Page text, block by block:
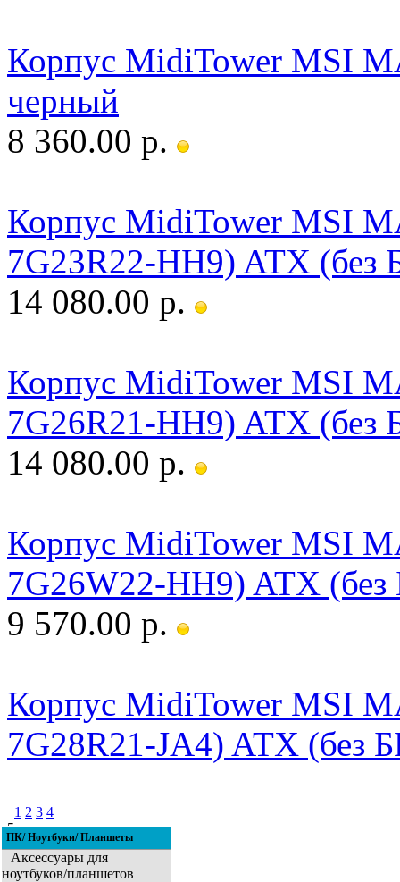
Корпус MidiTower MSI
черный
8 360.00 р.
Корпус MidiTower MSI
7G23R22-HH9) ATX (без
14 080.00 р.
Корпус MidiTower MSI
7G26R21-HH9) ATX (без
14 080.00 р.
Корпус MidiTower MSI
7G26W22-HH9) ATX
9 570.00 р.
Корпус MidiTower MSI
7G28R21-JA4) ATX (без
1 2 3 4
5
6 7 8 9 10 11
ПК/ Ноутбуки/ Планшеты
Аксессуары для
ноутбуков/планшетов